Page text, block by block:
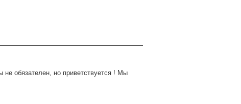
не обязателен, но приветствуется ! Мы